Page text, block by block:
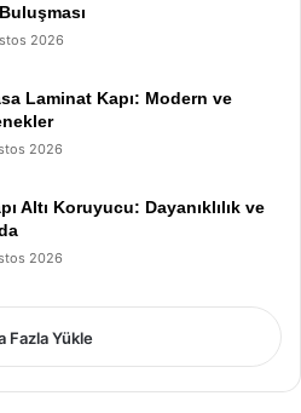
2026
Laminat Kapı: Modern ve
2026
Altı Koruyucu: Dayanıklılık ve
2026
Fazla Yükle